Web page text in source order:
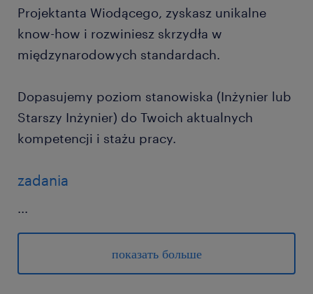
Projektanta Wiodącego, zyskasz unikalne
know-how i rozwiniesz skrzydła w
międzynarodowych standardach.
Dopasujemy poziom stanowiska (Inżynier lub
Starszy Inżynier) do Twoich aktualnych
kompetencji i stażu pracy.
zadania
...
opracowywanie rysunków inżynierskich,
zestawień oraz opisów dla stacji
elektroenergetycznych wysokich napięć
показать больше